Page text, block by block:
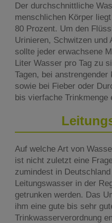
Der durchschnittliche
menschlichen Körper
80 Prozent. Um den
Urinieren, Schwitzen und
sollte jeder erwachsene
Liter Wasser pro Tag zu
Tagen, bei
sowie bei Fieber oder
bis vierfache Trinkmenge
Auf welche Art von
ist nicht zuletzt eine
zumindest in
Leitungswasser in der
getrunken werden. Das
ihm eine gute bis sehr
Trinkwasserverordnung